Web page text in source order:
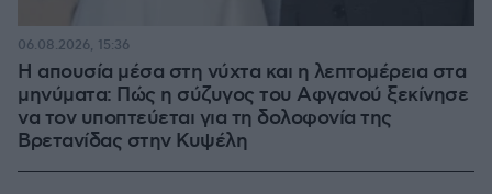
Η απουσία μέσα στη νύχτα και η λεπτομέρεια στα
μηνύματα: Πώς η σύζυγος του Αφγανού ξεκίνησε
να τον υποπτεύεται για τη δολοφονία της
Βρετανίδας στην Κυψέλη
06.08.2026, 15:36